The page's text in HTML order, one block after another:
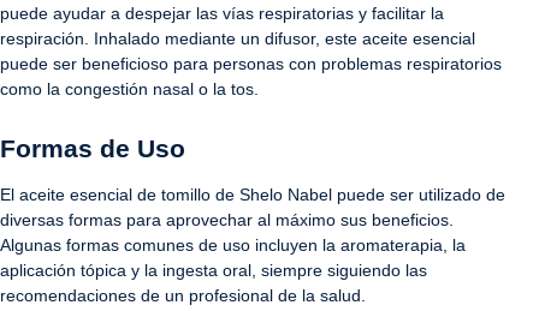
puede ayudar a despejar las vías respiratorias y facilitar la
respiración. Inhalado mediante un difusor, este aceite esencial
puede ser beneficioso para personas con problemas respiratorios
como la congestión nasal o la tos.
Formas de Uso
El aceite esencial de tomillo de Shelo Nabel puede ser utilizado de
diversas formas para aprovechar al máximo sus beneficios.
Algunas formas comunes de uso incluyen la aromaterapia, la
aplicación tópica y la ingesta oral, siempre siguiendo las
recomendaciones de un profesional de la salud.